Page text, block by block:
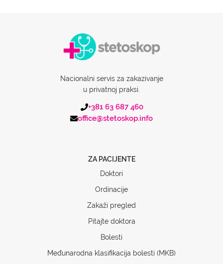
Nacionalni servis za zakazivanje
u privatnoj praksi.
+381 63 687 460
office@stetoskop.info
ZA PACIJENTE
Doktori
Ordinacije
Zakaži pregled
Pitajte doktora
Bolesti
Međunarodna klasifikacija bolesti (MKB)